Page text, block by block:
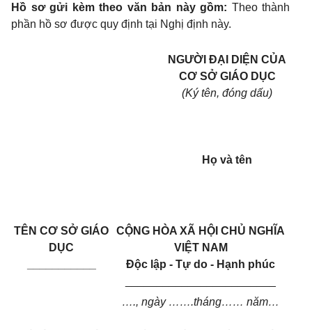
Hồ sơ gửi kèm theo văn bản này gồm: Theo thành
phần hồ sơ được quy định tại Nghị định này.
NGƯỜI ĐẠI DIỆN CỦA
CƠ SỞ GIÁO DỤC
(Ký tên, đóng dấu)
Họ và tên
TÊN CƠ SỞ GIÁO
DỤC
CỘNG HÒA XÃ HỘI CHỦ NGHĨA
VIỆT NAM
Độc lập - Tự do - Hạnh phúc
…., ngày …….tháng…… năm…